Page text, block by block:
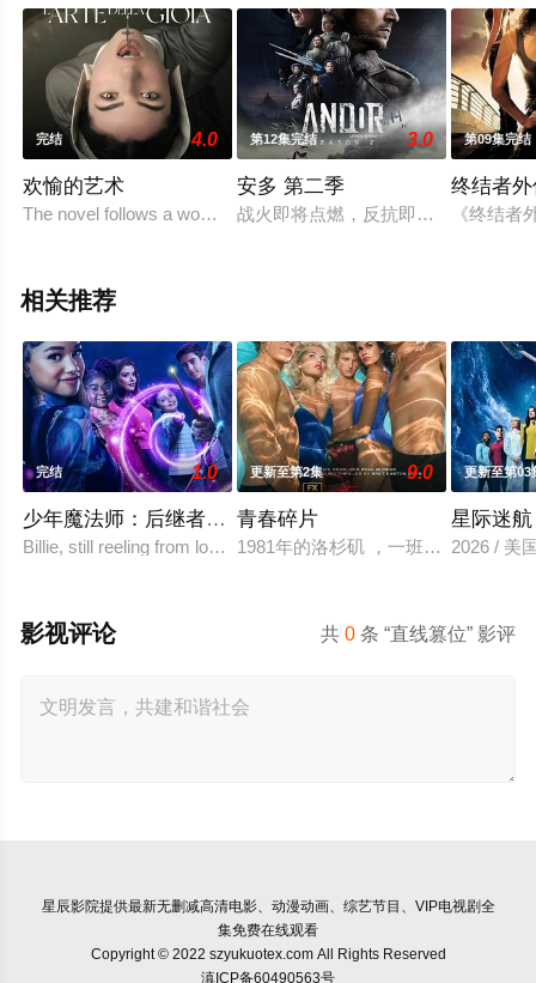
完结 4.0
欢愉的艺术
The novel follows a woman, Modesta, who is bor
第12集完结 3.0
安多 第二季
战火即将点燃，反抗即将崛起。
第09集完结
终结者
《终结者
相关推荐
完结 1.0
少年魔法师：后继者 第三季
Billie, still reeling from losing Alex at the
更新至第2集 9.0
青春碎片
1981年的洛杉矶 ，一班精英名校的
更新至第03
星际迷
2026 / 美
共0 条 “直线篡位” 影评
影视评论
星辰影院提供最新无删减高清电影、动漫动画、综艺节目、VIP电视剧全
集免费在线观看
Copyright © 2022 szyukuotex.com All Rights Reserved
滇ICP备60490563号